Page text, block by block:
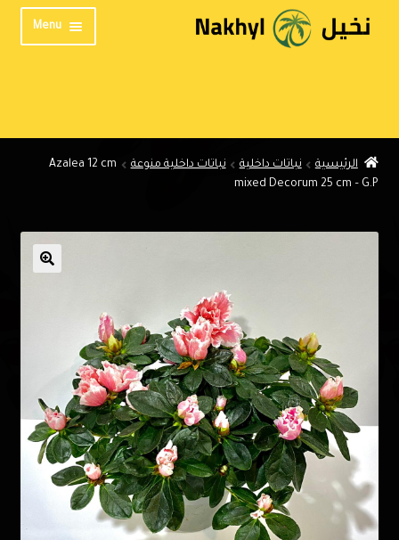
Skip
to
Skip
to
Menu
المنتدى
تواصل معنا
English
الرئيسية نباتات داخلية نباتات داخلية منوعة
Azalea 12 cm
mixed Decorum 25 cm – G.P